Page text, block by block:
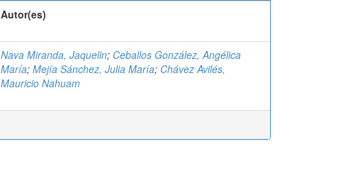
Autor(es)
Nava Miranda, Jaquelin; Ceballos González, Angélica
María; Mejía Sánchez, Julia María; Chávez Avilés,
Mauricio Nahuam